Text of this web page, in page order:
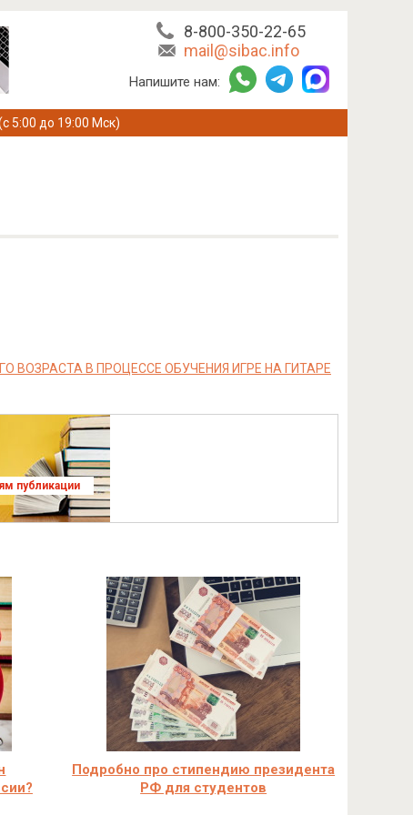
8-800-350-22-65
mail@sibac.info
Напишите нам:
5:00 до 19:00 Мск)
В ПРОЦЕССЕ ОБУЧЕНИЯ ИГРЕ НА ГИТАРЕ
публикации
Подробно про стипендию президента
РФ для студентов